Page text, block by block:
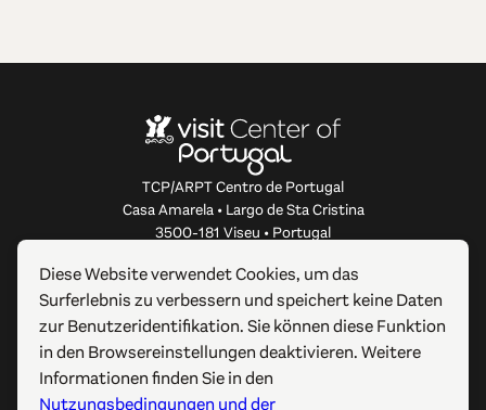
TCP/ARPT Centro de Portugal
Casa Amarela • Largo de Sta Cristina
3500-181 Viseu • Portugal
ÜBER DIESE WEBSITE
NÜTZLICHE LINKS
Diese Website verwendet Cookies, um das
Surferlebnis zu verbessern und speichert keine Daten
zur Benutzeridentifikation. Sie können diese Funktion
in den Browsereinstellungen deaktivieren. Weitere
Informationen finden Sie in den
Nutzungsbedingungen und der